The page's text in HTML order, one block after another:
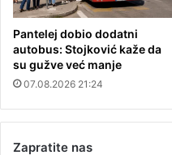
Pantelej dobio dodatni
autobus: Stojković kaže da
su gužve već manje
07.08.2026 21:24
Zapratite nas